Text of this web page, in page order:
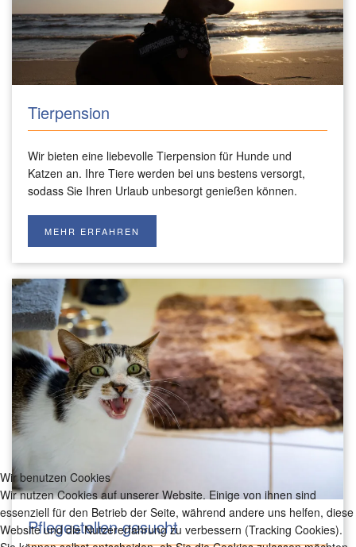
Tierpension
Wir bieten eine liebevolle Tierpension für Hunde und
Katzen an. Ihre Tiere werden bei uns bestens versorgt,
sodass Sie Ihren Urlaub unbesorgt genießen können.
MEHR ERFAHREN
Pflegestellen gesucht
Wir benutzen Cookies
Wir nutzen Cookies auf unserer Website. Einige von ihnen sind
essenziell für den Betrieb der Seite, während andere uns helfen, diese
Website und die Nutzererfahrung zu verbessern (Tracking Cookies).